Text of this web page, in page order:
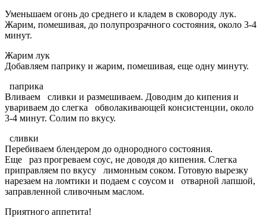
Уменьшаем огонь до среднего и кладем в сковороду лук.
Жарим, помешивая, до полупрозрачного состояния, около 3-4
минут.
Жарим лук
Добавляем паприку и жарим, помешивая, еще одну минуту.
паприка
Вливаем сливки и размешиваем. Доводим до кипения и
увариваем до слегка обволакивающей консистенции, около
3-4 минут. Солим по вкусу.
сливки
Перебиваем блендером до однородного состояния.
Еще раз прогреваем соус, не доводя до кипения. Слегка
приправляем по вкусу лимонным соком. Готовую вырезку
нарезаем на ломтики и подаем с соусом и отварной лапшой,
заправленной сливочным маслом.
Приятного аппетита!